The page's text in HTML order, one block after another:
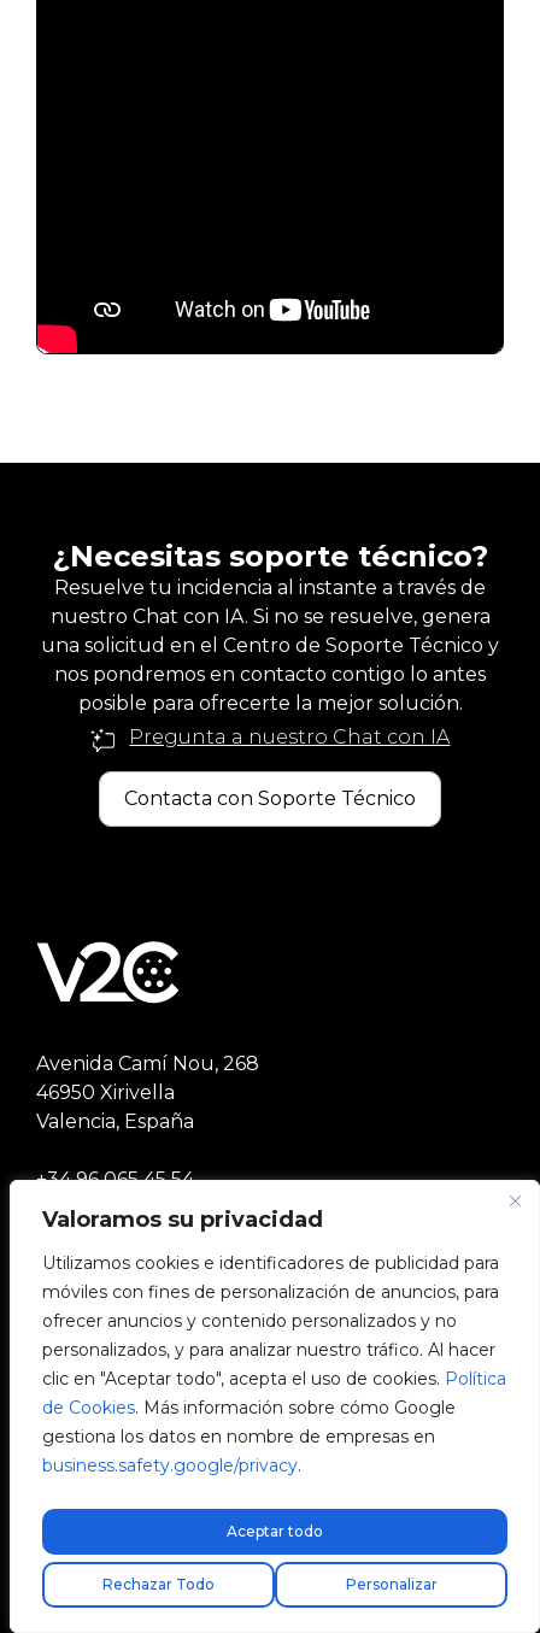
Valoramos su privacidad
Utilizamos cookies e identificadores de publicidad para
móviles con fines de personalización de anuncios, para
ofrecer anuncios y contenido personalizados y no
personalizados, y para analizar nuestro tráfico. Al hacer
clic en "Aceptar todo", acepta el uso de cookies. Política
de Cookies. Más información sobre cómo Google
gestiona los datos en nombre de empresas en
business.safety.google/privacy.
Personalizar
Rechazar Todo
Aceptar todo
¿Necesitas soporte técnico?
Resuelve tu incidencia al instante a través de
nuestro Chat con IA. Si no se resuelve, genera
una solicitud en el Centro de Soporte Técnico y
nos pondremos en contacto contigo lo antes
posible para ofrecerte la mejor solución.
Pregunta a nuestro Chat con IA
Contacta con Soporte Técnico
Avenida Camí Nou, 268
46950 Xirivella
Valencia, España
+34 96 065 45 54
info@v2charge.com
LEGALIDAD
Política de Privacidad
Aviso Legal
Canal Ético
Política de Calidad
Encuentra tu instalador